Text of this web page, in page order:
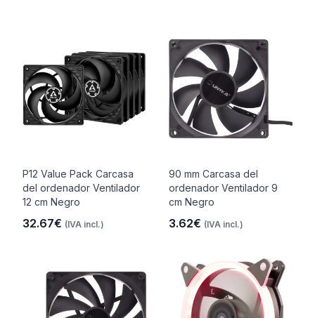
P12 Value Pack Carcasa
del ordenador Ventilador
12 cm Negro
32.67€ (IVA incl.)
90 mm Carcasa del
ordenador Ventilador 9
cm Negro
3.62€ (IVA incl.)